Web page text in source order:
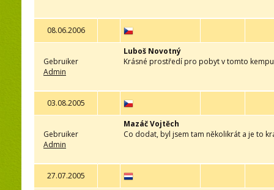
08.06.2006
Gebruiker
Admin
Luboš Novotný
Krásné prostředí pro pobyt v tomto
03.08.2005
Gebruiker
Admin
Mazáč Vojtěch
Co dodat, byl jsem tam několikrát a je to
27.07.2005